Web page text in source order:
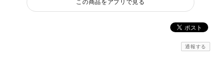
この商品をアプリで見る
通報する